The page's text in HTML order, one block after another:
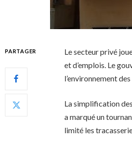
PARTAGER
Le secteur privé
et d’emplois. Le
l’environnement
La simplification
a marqué un
limité les